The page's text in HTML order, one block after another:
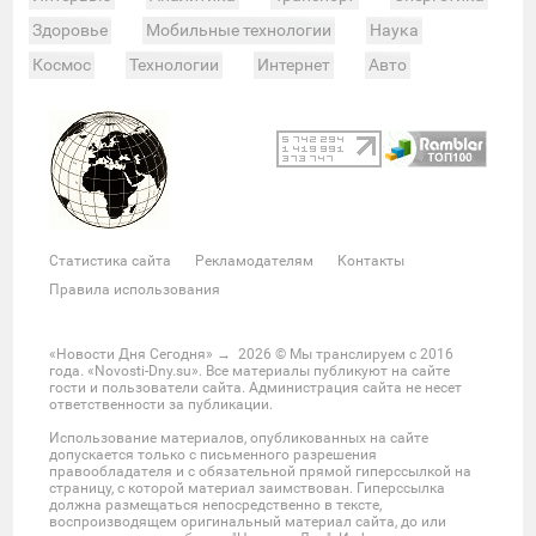
Здоровье
Мобильные технологии
Наука
Космос
Технологии Интернет
Авто
Велоспорт
Покер Хоккей
Баскетбол
Мотор
Теннис Футбол
Фото и видео
Судьи
Статистика
Шоу-бизнес
Мнения
Общество Реформы
Законы
Власть
Мир Россия
Ростов-на-Дону
Нижний Новгород
Казань
Омск
Красноярск Новосибирс
Екатеринбург
Крым
Забайкальский край Украина
Статистика сайта Рекламодателям
Контакты
Правила использования
«Новости Дня Сегодня» →2026 © Мы транслируем с 2016
года. «Novosti-Dny.su». Все материалы публикуют на сайте
гости и пользователи сайта. Администрация сайта не несет
ответственности за публикации.
Использование материалов, опубликованных на сайте
допускается только с письменного разрешения
правообладателя и с обязательной прямой гиперссылкой на
страницу, с которой материал заимствован. Гиперссылка
должна размещаться непосредственно в тексте,
воспроизводящем оригинальный материал сайта, до или